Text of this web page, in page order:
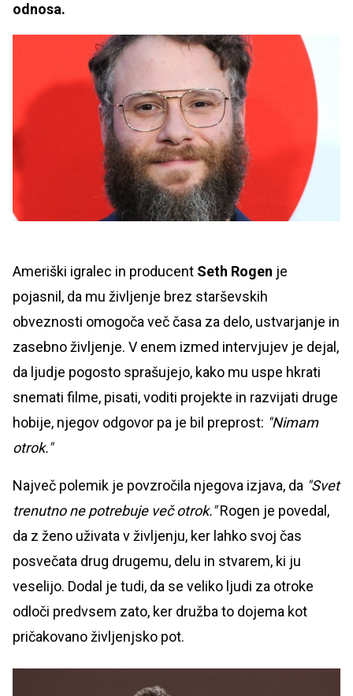
odnosa.
Ameriški igralec in producent Seth Rogen je
pojasnil, da mu življenje brez starševskih
obveznosti omogoča več časa za delo, ustvarjanje in
zasebno življenje. V enem izmed intervjujev je dejal,
da ljudje pogosto sprašujejo, kako mu uspe hkrati
snemati filme, pisati, voditi projekte in razvijati druge
hobije, njegov odgovor pa je bil preprost: "Nimam
otrok."
Največ polemik je povzročila njegova izjava, da "Svet
trenutno ne potrebuje več otrok."Rogen je povedal,
da z ženo uživata v življenju, ker lahko svoj čas
posvečata drug drugemu, delu in stvarem, ki ju
veselijo. Dodal je tudi, da se veliko ljudi za otroke
odloči predvsem zato, ker družba to dojema kot
pričakovano življenjsko pot.